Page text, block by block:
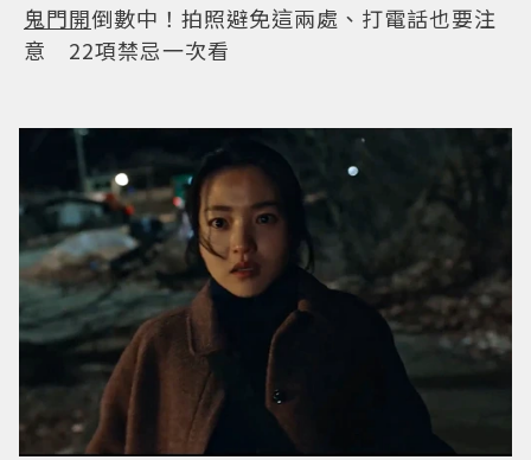
鬼門開倒數中！拍照避免這兩處、打電話也要注
意 22項禁忌一次看